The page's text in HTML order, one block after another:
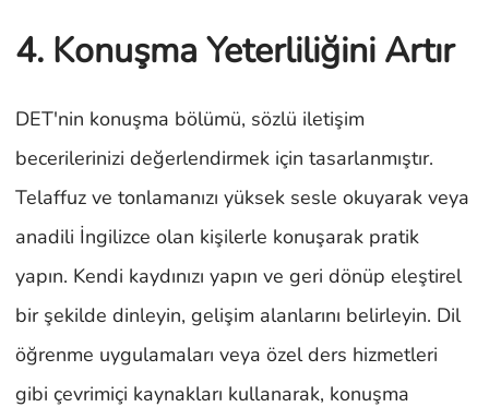
4. Konuşma Yeterliliğini Artır
DET'nin konuşma bölümü, sözlü iletişim
becerilerinizi değerlendirmek için tasarlanmıştır.
Telaffuz ve tonlamanızı yüksek sesle okuyarak veya
anadili İngilizce olan kişilerle konuşarak pratik
yapın. Kendi kaydınızı yapın ve geri dönüp eleştirel
bir şekilde dinleyin, gelişim alanlarını belirleyin. Dil
öğrenme uygulamaları veya özel ders hizmetleri
gibi çevrimiçi kaynakları kullanarak, konuşma